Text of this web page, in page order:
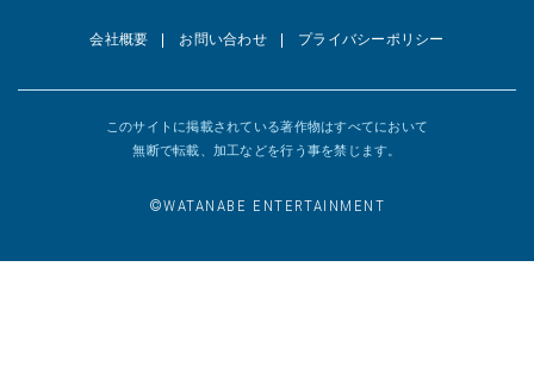
会社概要 お問い合わせ プライバシーポリシー
このサイトに掲載されている著作物はすべてにおいて
無断で転載、加工などを行う事を禁じます。
©︎WATANABE ENTERTAINMENT